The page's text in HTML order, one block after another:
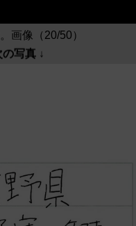
画像（20/50）
写真 ↓